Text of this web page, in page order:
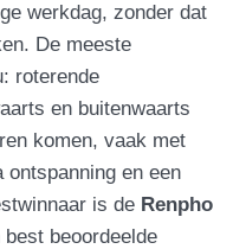
werkdag, zonder dat
De meeste
roterende
en buitenwaarts
komen, vaak met
en een
is de Renpho
beoordeelde